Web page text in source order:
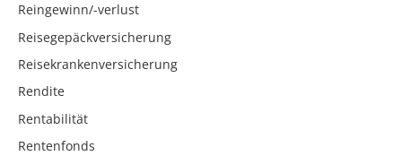
Reingewinn/-verlust
Reisegepäckversicherung
Reisekrankenversicherung
Rendite
Rentabilität
Rentenfonds